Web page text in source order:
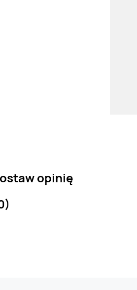
opinię